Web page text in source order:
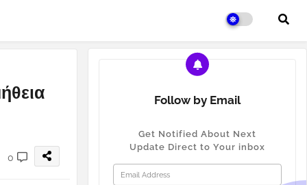
0
Follow by Email
Get Notified About Next
Update Direct to Your inbox